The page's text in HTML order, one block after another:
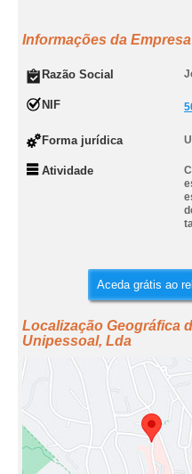
Informações da Empresa
Razão Social
NIF
Forma jurídica
Atividade
Aceda grátis ao
Localização Geográfica
Unipessoal, Lda